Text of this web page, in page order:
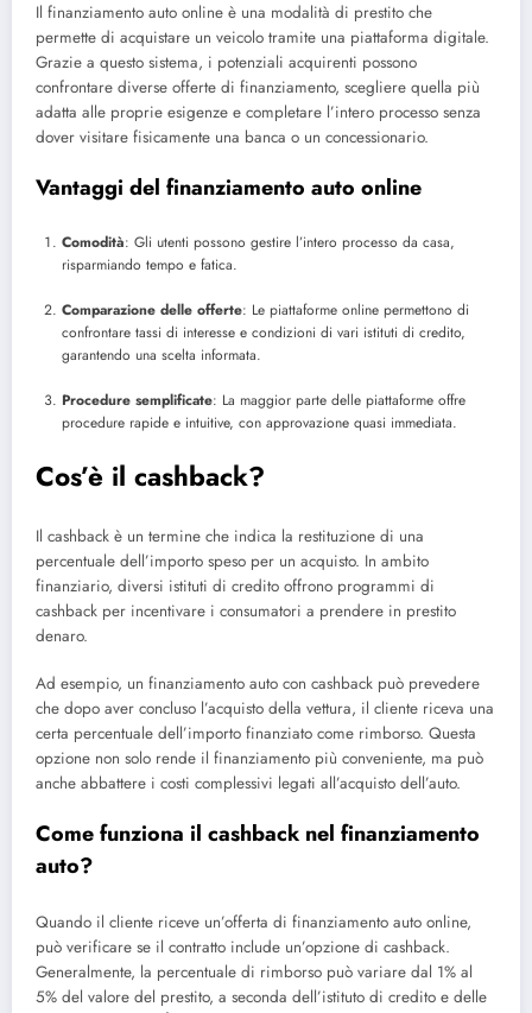
Il finanziamento auto online è una modalità di prestito che
permette di acquistare un veicolo tramite una piattaforma digitale.
Grazie a questo sistema, i potenziali acquirenti possono
confrontare diverse offerte di finanziamento, scegliere quella più
adatta alle proprie esigenze e completare l’intero processo senza
dover visitare fisicamente una banca o un concessionario.
Vantaggi del finanziamento auto online
Comodità: Gli utenti possono gestire l’intero processo da casa,
risparmiando tempo e fatica.
Comparazione delle offerte: Le piattaforme online permettono di
confrontare tassi di interesse e condizioni di vari istituti di credito,
garantendo una scelta informata.
Procedure semplificate: La maggior parte delle piattaforme offre
procedure rapide e intuitive, con approvazione quasi immediata.
Cos’è il cashback?
Il cashback è un termine che indica la restituzione di una
percentuale dell’importo speso per un acquisto. In ambito
finanziario, diversi istituti di credito offrono programmi di
cashback per incentivare i consumatori a prendere in prestito
denaro.
Ad esempio, un finanziamento auto con cashback può prevedere
che dopo aver concluso l’acquisto della vettura, il cliente riceva una
certa percentuale dell’importo finanziato come rimborso. Questa
opzione non solo rende il finanziamento più conveniente, ma può
anche abbattere i costi complessivi legati all’acquisto dell’auto.
Come funziona il cashback nel finanziamento
auto?
Quando il cliente riceve un’offerta di finanziamento auto online,
può verificare se il contratto include un’opzione di cashback.
Generalmente, la percentuale di rimborso può variare dal 1% al
5% del valore del prestito, a seconda dell’istituto di credito e delle